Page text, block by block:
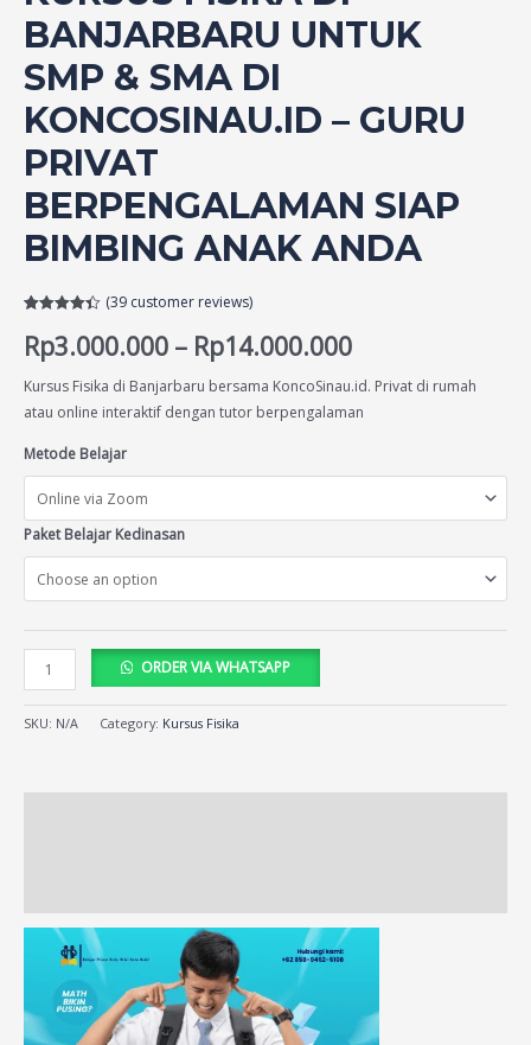
BANJARBARU UNTUK
SMP & SMA DI
KONCOSINAU.ID – GURU
PRIVAT
BERPENGALAMAN SIAP
BIMBING ANAK ANDA
out of 5
based on
customer
ratings
(39customer reviews)
Rp3.000.000 – Rp14.000.000
Kursus Fisika di Banjarbaru bersama KoncoSinau.id. Privat di rumah
atau online interaktif dengan tutor berpengalaman
Metode Belajar
Paket Belajar Kedinasan
ORDER VIA WHATSAPP
SKU: N/A Category: Kursus Fisika